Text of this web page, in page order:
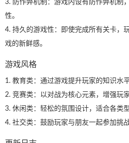
3. 防作弊机制：游戏内设有防作弊机制
性。
4. 持久的游戏性：即使完成所有关卡，
戏的新鲜感。
游戏风格
1. 教育类：通过游戏提升玩家的知识水
2. 竞赛类：以对战为核心元素，增强玩
3. 休闲类：轻松的氛围设计，适合各类
4. 社交类：鼓励玩家与朋友一起参加挑